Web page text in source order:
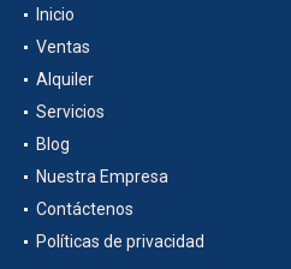
Inicio
Ventas
Alquiler
Servicios
Blog
Nuestra Empresa
Contáctenos